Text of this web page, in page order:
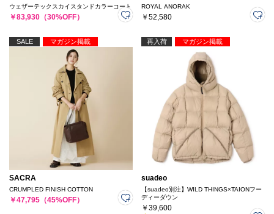
ウェザーテックスカイスタンドカラーコート
￥83,930（30%OFF）
ROYAL ANORAK
￥52,580
SALE マガジン掲載
SACRA
CRUMPLED FINISH COTTON
￥47,795（45%OFF）
再入荷 マガジン掲載
suadeo
【suadeo別注】WILD THINGS×TAIONフー
ディーダウン
￥39,600